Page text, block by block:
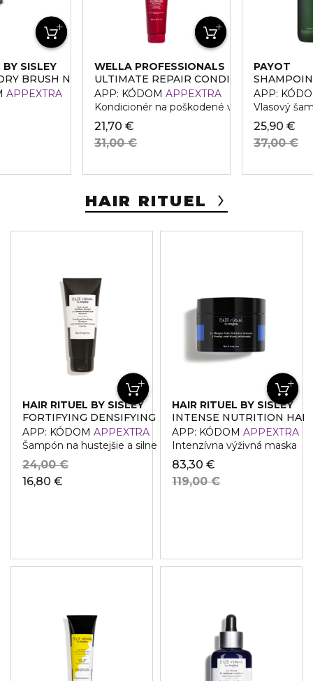
SISLEY
BRUSH N°2
APPEXTRA
WELLA PROFESSIONALS
ULTIMATE REPAIR CONDITIONER
APP: KÓDOM APPEXTRA
Kondicionér na poškodené vlasy
21,70 €
31,00 €
PAYOT
APP:
Vlasový
25,90 €
37,00 €
HAIR RITUEL
HAIR RITUEL BY SISLEY
FORTIFYING DENSIFYING SHAMPOO
APP: KÓDOM APPEXTRA
Šampón na hustejšie a silnejšie vlasy
16,80 €
24,00 €
HAIR RITUEL BY SISLEY
INTENSE NUTRITION
APP: KÓDOM APPEXTRA
Intenzívna výživná maska
83,30 €
119,00 €